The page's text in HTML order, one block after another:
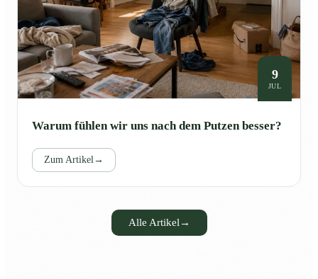
9
JUL
Warum fühlen wir uns nach dem Putzen besser?
Zum Artikel→
Alle Artikel→